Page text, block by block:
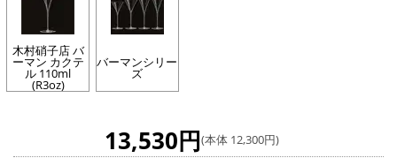
木村硝子店 バ
ーマン カクテ
ル 110ml
(R3oz)
バーマンシリー
ズ
13,530円(本体 12,300円)